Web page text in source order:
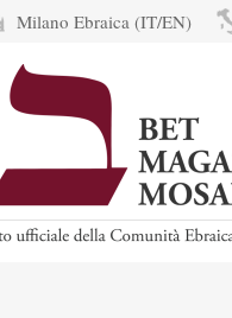
Milano Ebraica (IT/EN)